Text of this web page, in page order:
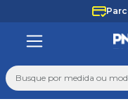
Busque por medida